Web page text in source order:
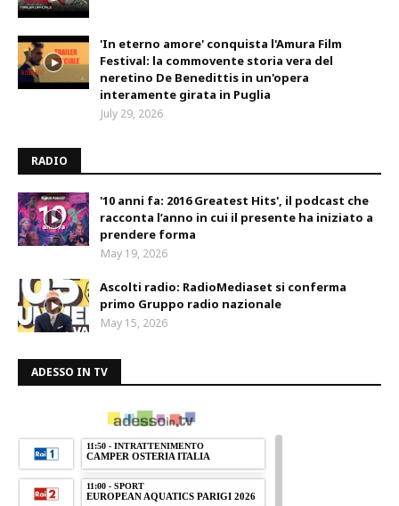
'In eterno amore' conquista l'Amura Film
Festival: la commovente storia vera del
neretino De Benedittis in un'opera
interamente girata in Puglia
July 29, 2026
RADIO
'10 anni fa: 2016 Greatest Hits', il podcast che
racconta l’anno in cui il presente ha iniziato a
prendere forma
May 19, 2026
Ascolti radio: RadioMediaset si conferma
primo Gruppo radio nazionale
May 15, 2026
ADESSO IN TV